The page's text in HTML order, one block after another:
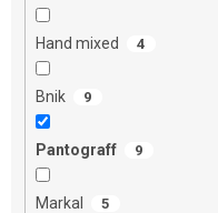
Hand mixed 4
Bnik 9
Pantograff 9
Markal 5